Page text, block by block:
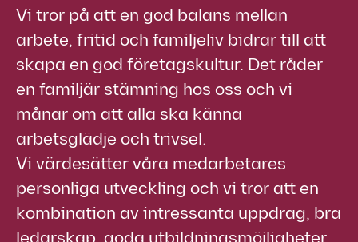
Vi tror på att en god balans mellan
arbete, fritid och familjeliv bidrar till att
skapa en god företagskultur. Det råder
en familjär stämning hos oss och vi
månar om att alla ska känna
arbetsglädje och trivsel.
Vi värdesätter våra medarbetares
personliga utveckling och vi tror att en
kombination av intressanta uppdrag, bra